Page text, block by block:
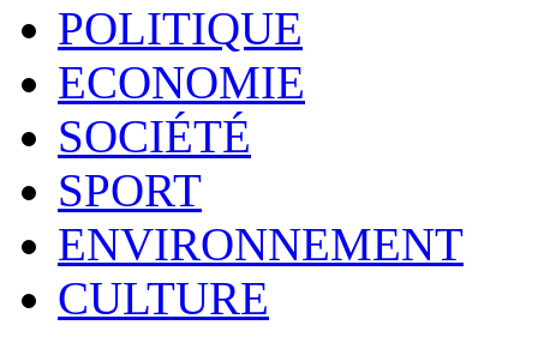
POLITIQUE
ECONOMIE
SOCIÉTÉ
SPORT
ENVIRONNEMENT
CULTURE